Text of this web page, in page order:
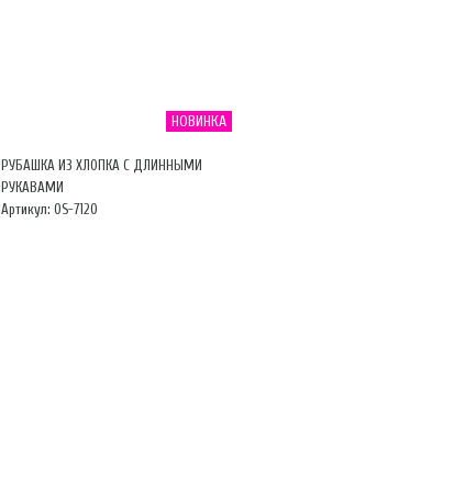
НОВИНКА
РУБАШКА ИЗ ХЛОПКА С ДЛИННЫМИ
РУКАВАМИ
Артикул: OS-7120